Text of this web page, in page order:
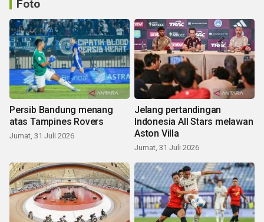
Foto
Persib Bandung menang
atas Tampines Rovers
Jumat, 31 Juli 2026
Jelang pertandingan
Indonesia All Stars melawan
Aston Villa
Jumat, 31 Juli 2026